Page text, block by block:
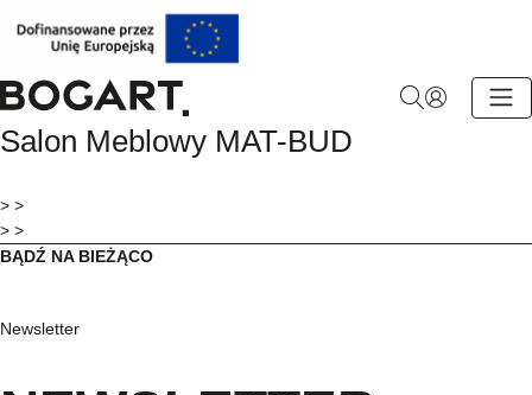
BOGART.
-
główna
Salon Meblowy MAT-BUD
> >
> >
BĄDŹ NA BIEŻĄCO
Newsletter